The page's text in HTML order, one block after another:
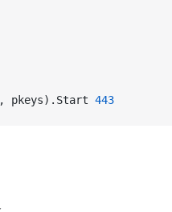
pkeys).Start 443